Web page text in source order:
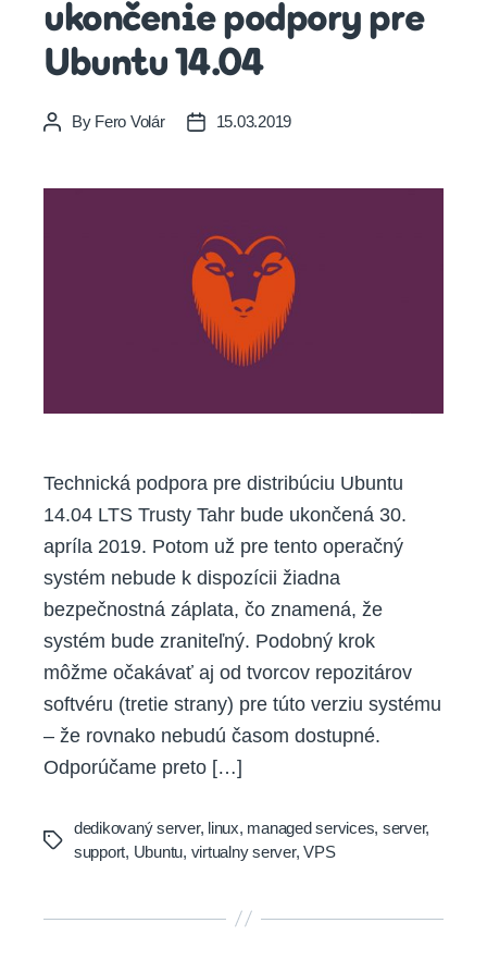
ukončenie podpory pre
Ubuntu 14.04
PostBy Fero Volár
Post15.03.2019
Technická podpora pre distribúciu Ubuntu
14.04 LTS Trusty Tahr bude ukončená 30.
apríla 2019. Potom už pre tento operačný
systém nebude k dispozícii žiadna
bezpečnostná záplata, čo znamená, že
systém bude zraniteľný. Podobný krok
môžme očakávať aj od tvorcov repozitárov
softvéru (tretie strany) pre túto verziu systému
– že rovnako nebudú časom dostupné.
Odporúčame preto […]
Tags
dedikovaný server, linux, managed services, server,
support, Ubuntu, virtualny server,VPS